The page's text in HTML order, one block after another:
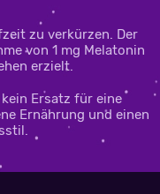
zu verkürzen. Der
von 1 mg Melatonin
erzielt.
Ersatz für eine
Ernährung und einen